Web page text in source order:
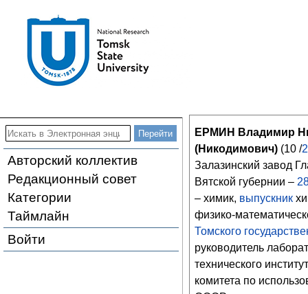
Авторский коллектив
Редакционный совет
Категории
Таймлайн
Войти
ЕРМИН Владимир
(Никодимович)(10 /
Залазинский завод
Вятской губернии –
– химик, выпускник
физико-
Томского
руководитель
технического
комитета по